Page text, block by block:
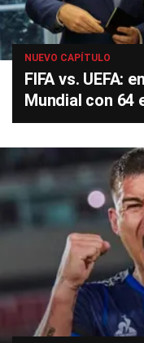
NUEVO CAPÍTULO
FIFA vs. UEFA:
Mundial con 64